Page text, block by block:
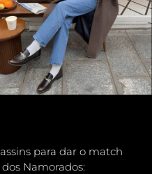
para dar o match
Namorados: